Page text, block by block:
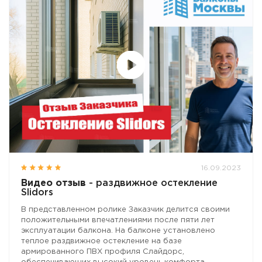
16.09.2023
Видео отзыв - раздвижное остекление
Slidors
В представленном ролике Заказчик делится своими
положительными впечатлениями после пяти лет
эксплуатации балкона. На балконе установлено
теплое раздвижное остекление на базе
армированного ПВХ профиля Слайдорс,